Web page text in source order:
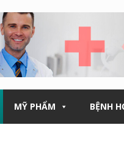
MỸ PHẨM BỆNH